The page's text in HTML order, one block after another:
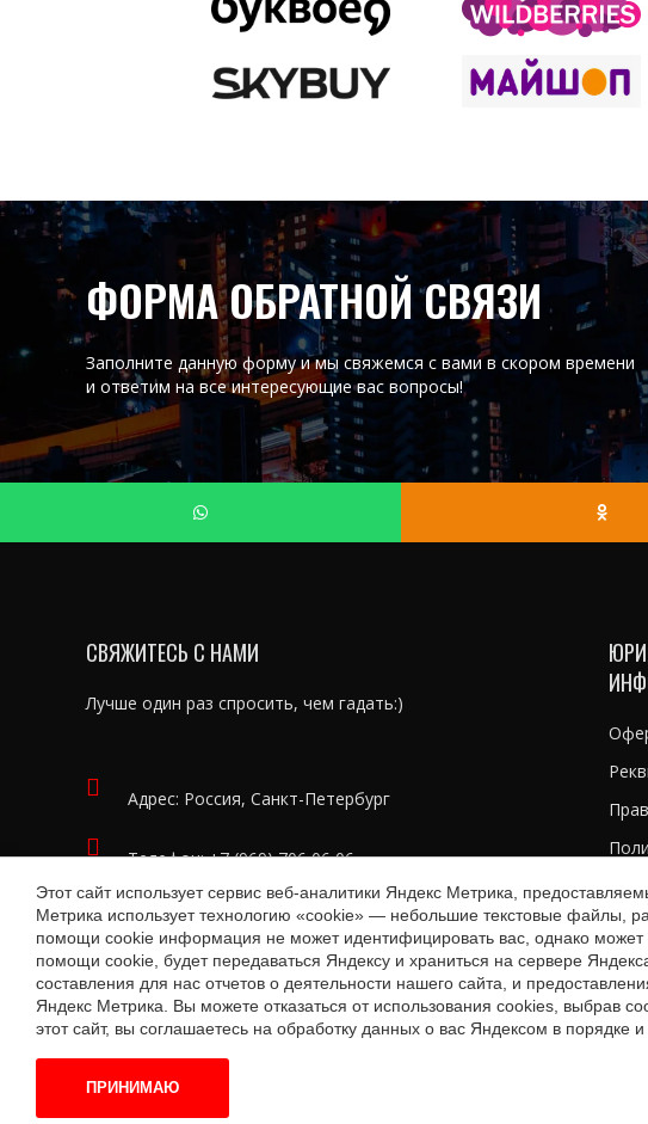
ФОРМА ОБРАТНОЙ СВЯЗИ
Заполните данную форму и мы свяжемся с вами в скором времени
и ответим на все интересующие вас вопросы!
СВЯЖИТЕСЬ С НАМИ
Лучше один раз спросить, чем гадать:)
Адрес: Россия, Санкт-Петербург
Телефон:+7 (969) 706 06 06
Email:ask@lit-agent.ru
Литературное агентство Эмиля Ахундова, 2022-2024.
Этот сайт использует сервис веб-аналитики Яндекс Метрика,
Метрика использует технологию «cookie» — небольшие текстовые файлы,
помощи cookie информация не может идентифицировать вас, однако
помощи cookie, будет передаваться Яндексу и храниться на сервере
составления для нас отчетов о деятельности нашего сайта, и
Яндекс Метрика. Вы можете отказаться от использования cookies, выбрав
этот сайт, вы соглашаетесь на обработку данных о вас Яндексом в порядке
ПРИНИМАЮ